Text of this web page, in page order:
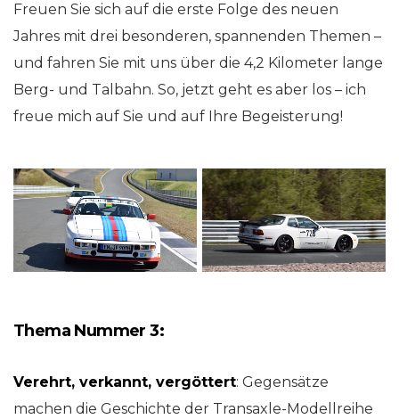
Freuen Sie sich auf die erste Folge des neuen
Jahres mit drei besonderen, spannenden Themen –
und fahren Sie mit uns über die 4,2 Kilometer lange
Berg- und Talbahn. So, jetzt geht es aber los – ich
freue mich auf Sie und auf Ihre Begeisterung!
Thema Nummer 3:
Verehrt, verkannt, vergöttert: Gegensätze
machen die Geschichte der Transaxle-Modellreihe